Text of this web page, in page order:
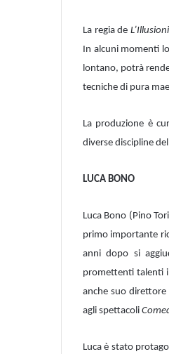
La regia de
In alcuni momenti
lontano, potrà
tecniche di pura
La produzione è
diverse discipline
LUCA BONO
Luca Bono (Pino
primo importante
anni dopo si
promettenti talenti
anche suo
agli spettacoli
Luca è stato